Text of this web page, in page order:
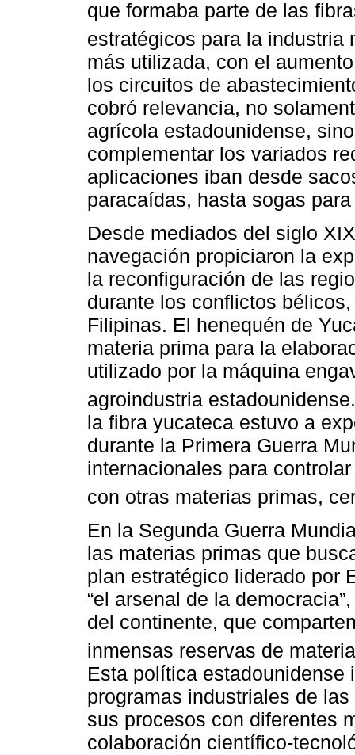
que formaba parte de las
estratégicos para la industria
más utilizada, con el
los circuitos de
cobró relevancia, no
agrícola estadounidense,
complementar los variados
aplicaciones iban desde
paracaídas, hasta sogas
Desde mediados del siglo
navegación propiciaron la
la reconfiguración de las
durante los conflictos
Filipinas. El henequén de
materia prima para la
utilizado por la máquina
agroindustria estadounidense.
la fibra yucateca estuvo a
durante la Primera Guerra
internacionales para
con otras materias primas,
En la Segunda Guerra
las materias primas que
plan estratégico liderado por
“el arsenal de la
del continente, que
inmensas reservas de
Esta política
programas industriales de
sus procesos con diferentes
colaboración científico-